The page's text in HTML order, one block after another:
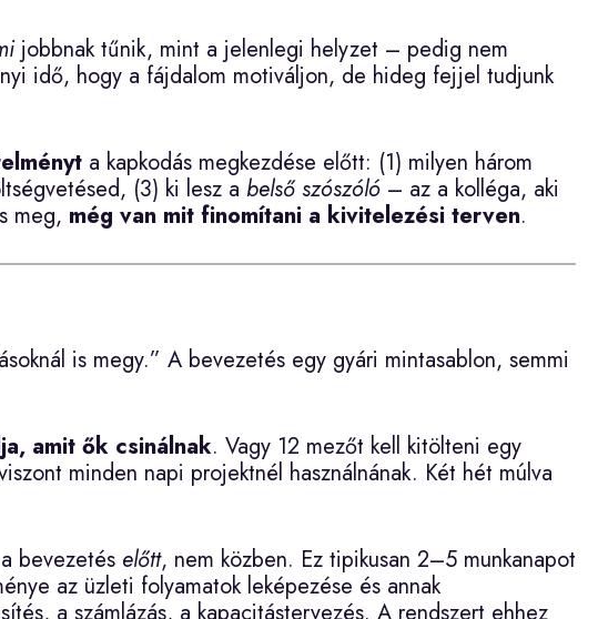
jobbnak tűnik, mint a jelenlegi helyzet – pedig nem
idő, hogy a fájdalom motiváljon, de hideg fejjel tudjunk
a kapkodás megkezdése előtt: (1) milyen három
(3) ki lesz a belső szószóló – az a kolléga, aki
meg, még van mit finomítani a kivitelezési terven.
is megy.” A bevezetés egy gyári mintasablon, semmi
amit ők csinálnak. Vagy 12 mezőt kell kitölteni egy
minden napi projektnél használnának. Két hét múlva
a bevezetés előtt, nem közben. Ez tipikusan 2–5 munkanapot
az üzleti folyamatok leképezése és annak